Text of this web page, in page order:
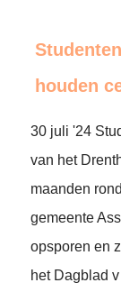
houden
30 juli '24
van het
maanden
gemeente
opsporen en
het Dagblad v